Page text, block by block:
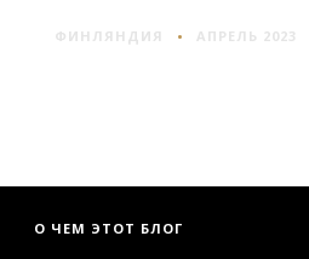
ФИНЛЯНДИЯ АПРЕЛЬ 2023
О ЧЕМ ЭТОТ БЛОГ